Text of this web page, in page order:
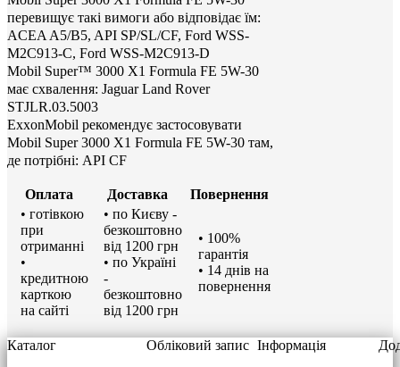
перевищує такі вимоги або відповідає їм:
ACEA A5/B5, API SP/SL/CF, Ford WSS-
M2C913-C, Ford WSS-M2C913-D
Mobil Super™ 3000 X1 Formula FE 5W-30
має схвалення: Jaguar Land Rover
STJLR.03.5003
ExxonMobil рекомендує застосовувати
Mobil Super 3000 X1 Formula FE 5W-30 там,
де потрібні: API CF
Оплата Доставка
Повернення
• готівкою
при
отриманні
•
кредитною
карткою
на сайті
• по Києву -
безкоштовно
від 1200 грн
• по Україні
-
безкоштовно
від 1200 грн
• 100%
гарантія
• 14 днів на
повернення
Каталог
Обліковий запис Інформація